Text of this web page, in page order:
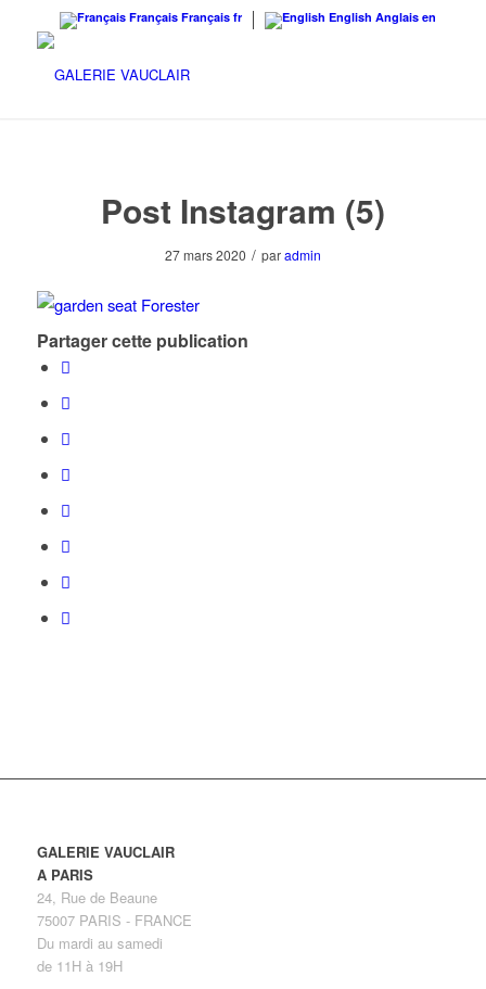
Français Français fr English Anglais en
Post Instagram (5)
27 mars 2020 / paradmin
Partager cette publication
GALERIE VAUCLAIR
A PARIS
24, Rue de Beaune
75007 PARIS - FRANCE
Du mardi au samedi
de 11H à 19H